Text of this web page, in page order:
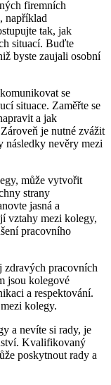
firemních
například
tak, jak
situací. Buďte
byste zaujali osobní
se
situace. Zaměřte se
a jak
je nutné zvážit
následky nevěry mezi
může vytvořit
strany
jasná a
vztahy mezi kolegy,
pracovního
zdravých pracovních
jsou kolegové
a respektování.
kolegy.
a nevíte si rady, je
Kvalifikovaný
poskytnout rady a